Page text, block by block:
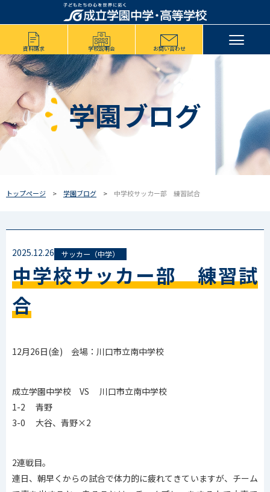
資料請求 学校説明会 お問い合わせ
学園ブログ
トップページ 学園ブログ 中学校サッカー部 練習試合
2025.12.26 サッカー（中学）
中学校サッカー部 練習試
合
12月26日(金) 会場：川口市立南中学校
成立学園中学校 VS 川口市立南中学校
1-2 青野
3-0 大谷、青野×2
2連戦目。
連日、朝早くからの試合で体力的に疲れてきていますが、チーム